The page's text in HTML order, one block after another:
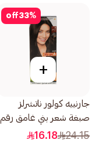
33%
off
+
جارنييه كولور ناتشرلز
صبغة شعر بني غامق رقم
3 1قطعة
24.15
16.18